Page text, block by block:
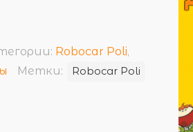
Robocar Poli,
Метки:
Robocar Poli